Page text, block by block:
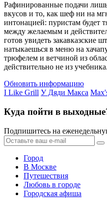
Рафинированные подачи
вкусов и то, как шеф ни на
интонацией: пуристам будет
между желаемым и
готов увидеть закавказские
натыкаешься в меню на
трюфелем и ветчиной из
действительно не из учебника.
Обновить информацию
I Like Grill У Дяди Макса
Куда пойти в
Подпишитесь на
Город
В Москве
Путешествия
Любовь в городе
Городская афиша